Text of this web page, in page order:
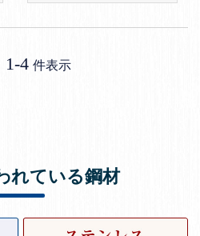
1-4 件表示
れている鋼材